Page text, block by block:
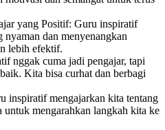
yang Positif: Guru inspiratif
nyaman dan menyenangkan
lebih efektif.
nggak cuma jadi pengajar, tapi
Kita bisa curhat dan berbagi
inspiratif mengajarkan kita tentang
mengarahkan langkah kita ke